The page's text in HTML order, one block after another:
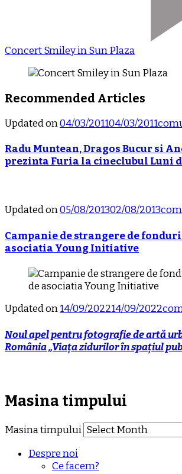
Concert Smiley in Sun Plaza
Recommended Articles
Updated on04/03/201104/03/2011
Radu Muntean, Dragos Bucur si
prezinta Furia la cineclubul Luni
Updated on05/08/201302/08/2013
Campanie de strangere de
asociatia Young Initiative
Updated on14/09/202214/09/2022
Noul apel pentru fotografie de artă
România „Viața zidurilor în spațiul
Masina timpului
Masina timpului
Despre noi
Ce facem?